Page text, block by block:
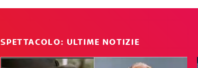
SPETTACOLO: ULTIME NOTIZIE